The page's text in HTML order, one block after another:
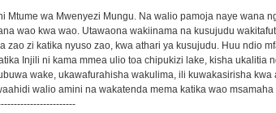
Mtume wa Mwenyezi Mungu. Na walio pamoja naye wana
wao kwa wao. Utawaona wakiinama na kusujudu
zao zi katika nyuso zao, kwa athari ya kusujudu. Huu ndio
Injili ni kama mmea ulio toa chipukizi lake, kisha ukalitia
wake, ukawafurahisha wakulima, ili kuwakasirisha kwa
walio amini na wakatenda mema katika wao